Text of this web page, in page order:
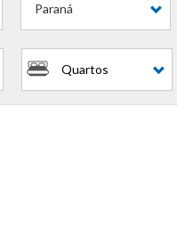
Paraná
Quartos